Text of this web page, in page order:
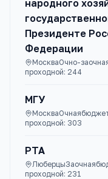
народного
Президенте
Федерации
МоскваОчно-
проходной: 244
МГУ
МоскваОчная
проходной: 303
РТА
ЛюберцыЗаочная
проходной: 231